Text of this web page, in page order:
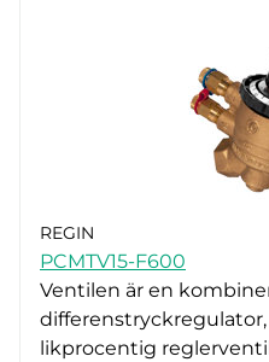
REGIN
PCMTV15-F600
Ventilen är en
likprocentig